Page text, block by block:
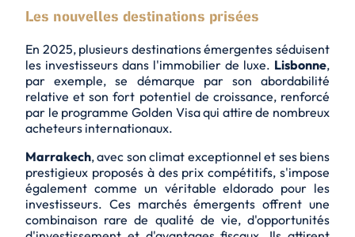
Les nouvelles destinations prisées
En 2025, plusieurs destinations émergentes séduisent
les investisseurs dans l'immobilier de luxe. Lisbonne,
par exemple, se démarque par son abordabilité
relative et son fort potentiel de croissance, renforcé
par le programme Golden Visa qui attire de nombreux
acheteurs internationaux.
Marrakech, avec son climat exceptionnel et ses biens
prestigieux proposés à des prix compétitifs, s'impose
également comme un véritable eldorado pour les
investisseurs. Ces marchés émergents offrent une
combinaison rare de qualité de vie, d'opportunités